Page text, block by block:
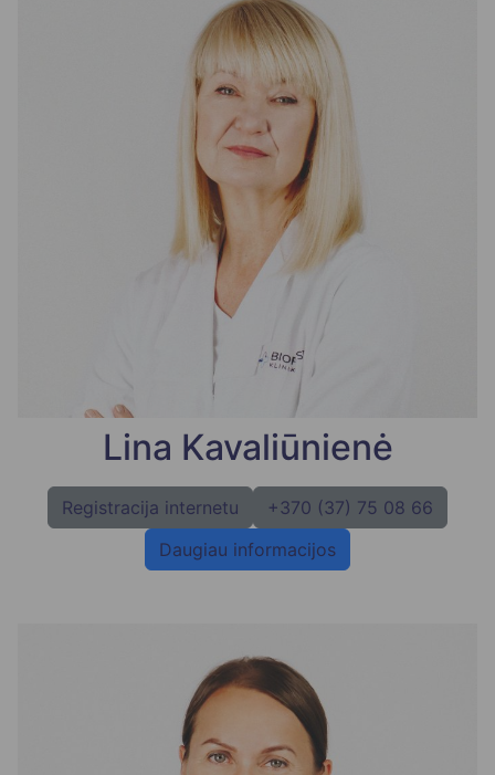
Lina Kavaliūnienė
Registracija internetu
+370 (37) 75 08 66
Daugiau informacijos